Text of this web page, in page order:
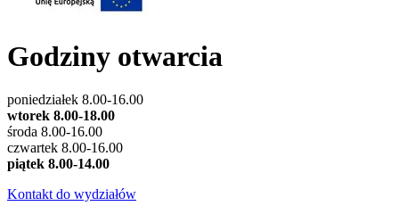
Godziny otwarcia
poniedziałek 8.00-16.00
wtorek 8.00-18.00
środa 8.00-16.00
czwartek 8.00-16.00
piątek 8.00-14.00
Kontakt do wydziałów